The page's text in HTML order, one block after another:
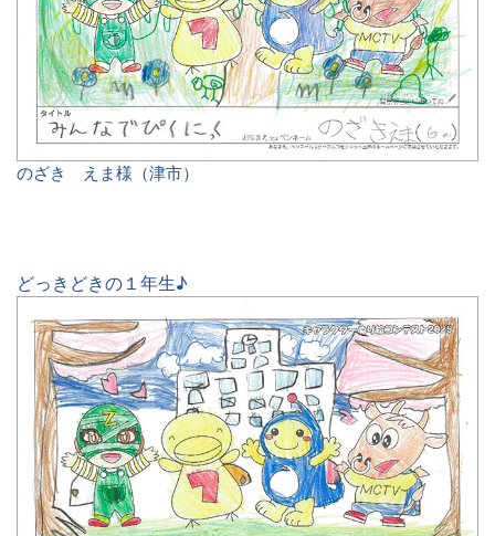
のざき えま様（津市）
どっきどきの１年生♪